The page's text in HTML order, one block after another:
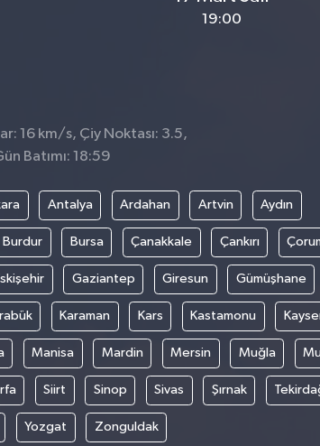
19:00
16 km/s, Çiy Noktası: 3.5,
Batımı: 18:59
Antalya Ardahan Artvin Aydın
Burdur Bursa Çanakkale Çankırı
Gaziantep Giresun Gümüşhane
Karaman Kars Kastamonu
Manisa Mardin Mersin Muğla
Siirt Sinop Sivas Şırnak
Yozgat Zonguldak